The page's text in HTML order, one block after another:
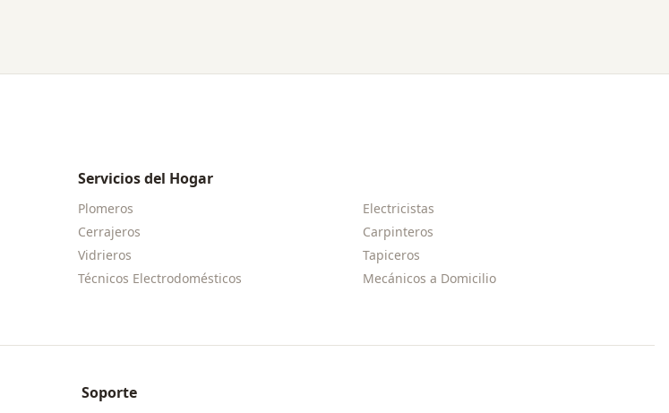
Servicios del Hogar
Plomeros
Electricistas
Cerrajeros
Carpinteros
Vidrieros
Tapiceros
Técnicos Electrodomésticos
Mecánicos a Domicilio
Soporte